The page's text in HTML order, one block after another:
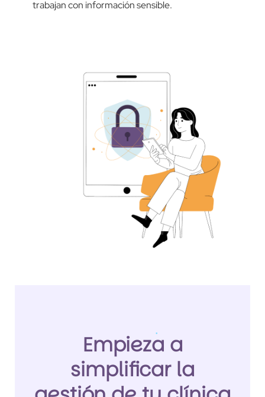
trabajan con información sensible.
Empieza a
simplificar la